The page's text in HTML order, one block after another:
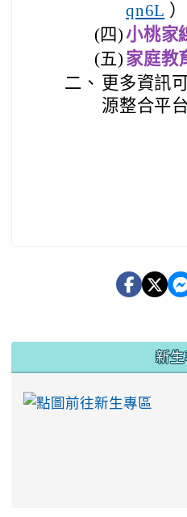
qn6L
(四)小桃家
(五) 家庭教
二、 更多資訊
源整合平
新